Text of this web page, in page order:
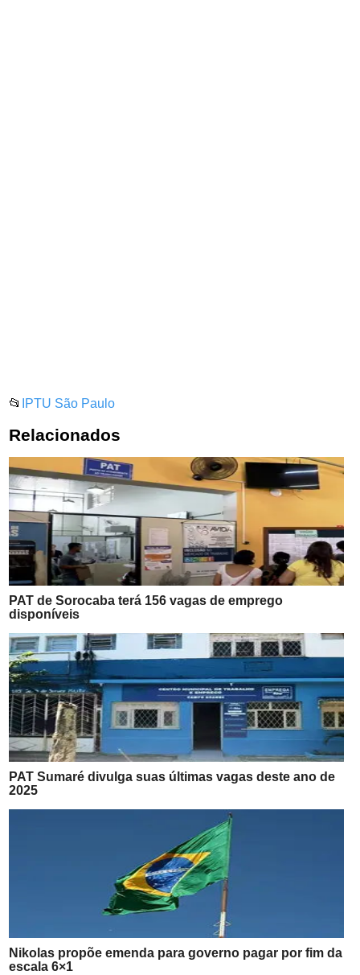
📂 IPTU São Paulo
Relacionados
PAT de Sorocaba terá 156 vagas de emprego
disponíveis
PAT Sumaré divulga suas últimas vagas deste ano de
2025
Nikolas propõe emenda para governo pagar por fim da
escala 6×1